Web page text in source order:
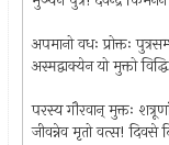
अपमानो वधः प्रोक्तः
अस्मद्वाक्येन यो मुक्तो
परस्य गौरवान् मुक्तः
जीवन्नेव मृतो वत्स!